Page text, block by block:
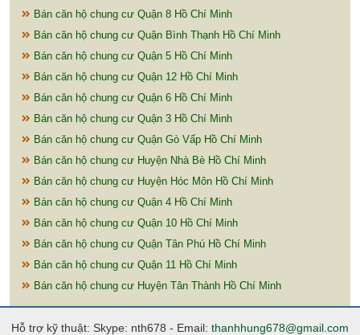
Bán căn hộ chung cư Quận 8 Hồ Chí Minh
Bán căn hộ chung cư Quận Bình Thạnh Hồ Chí Minh
Bán căn hộ chung cư Quận 5 Hồ Chí Minh
Bán căn hộ chung cư Quận 12 Hồ Chí Minh
Bán căn hộ chung cư Quận 6 Hồ Chí Minh
Bán căn hộ chung cư Quận 3 Hồ Chí Minh
Bán căn hộ chung cư Quận Gò Vấp Hồ Chí Minh
Bán căn hộ chung cư Huyện Nhà Bè Hồ Chí Minh
Bán căn hộ chung cư Huyện Hóc Môn Hồ Chí Minh
Bán căn hộ chung cư Quận 4 Hồ Chí Minh
Bán căn hộ chung cư Quận 10 Hồ Chí Minh
Bán căn hộ chung cư Quận Tân Phú Hồ Chí Minh
Bán căn hộ chung cư Quận 11 Hồ Chí Minh
Bán căn hộ chung cư Huyện Tân Thành Hồ Chí Minh
Hỗ trợ kỹ thuật: Skype: nth678 - Email: thanhhung678@gmail.com